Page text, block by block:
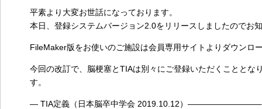
平素より大変お世話になっております。
本日、登録システムバージョン2.0をリリースしましたのでお
FileMaker版をお使いのご施設は会員専用サイトよりダウンロ
今回の改訂で、脳梗塞とTIAは別々にご登録いただくことと
す。
— TIA定義（日本脳卒中学会 2019.10.12）